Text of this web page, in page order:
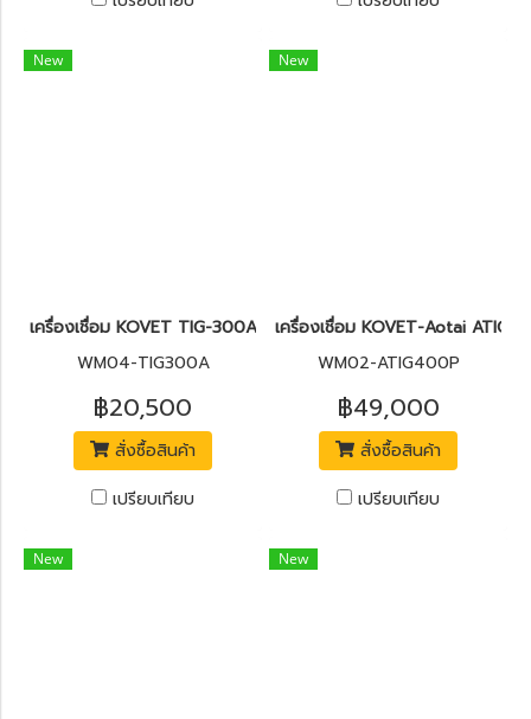
New
เครื่องเชื่อม KOVET TIG-300A
WM04-TIG300A
฿20,500
สั่งซื้อสินค้า
เปรียบเทียบ
New
เครื่องเชื่อม KOVET-Aotai
WM02-ATIG400P
฿49,000
สั่งซื้อสินค้า
เปรียบเทียบ
New New